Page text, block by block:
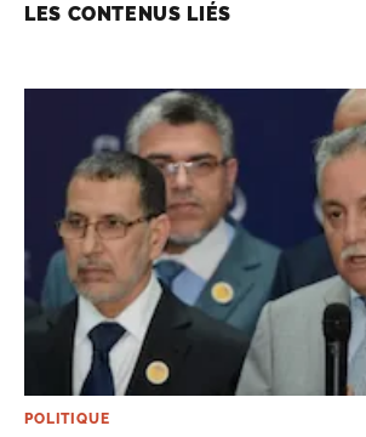
LES CONTENUS LIÉS
POLITIQUE